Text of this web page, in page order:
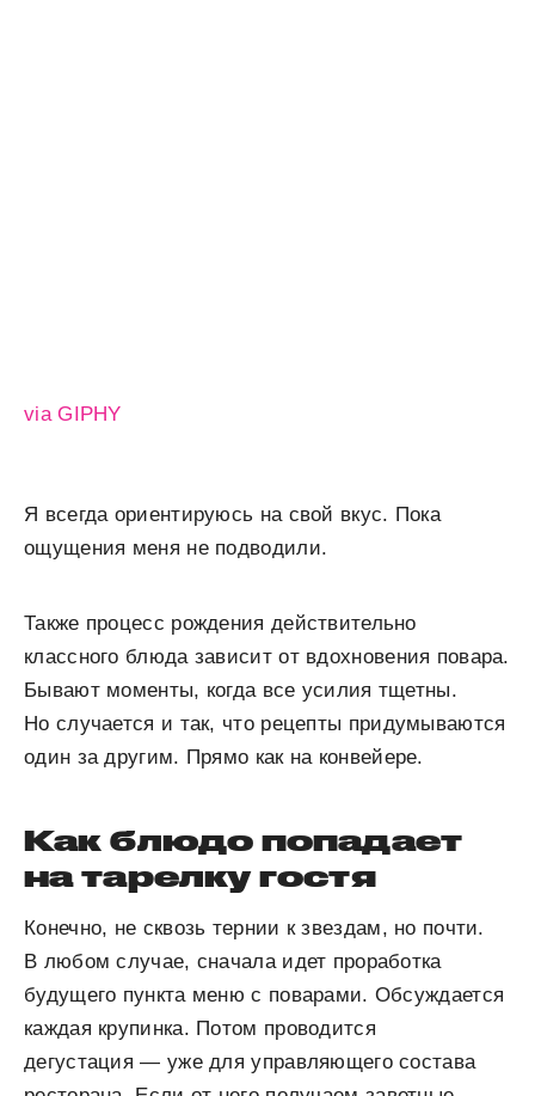
via GIPHY
Я всегда ориентируюсь на свой вкус. Пока
ощущения меня не подводили.
Также процесс рождения действительно
классного блюда зависит от вдохновения повара.
Бывают моменты, когда все усилия тщетны.
Но случается и так, что рецепты придумываются
один за другим. Прямо как на конвейере.
Как блюдо попадает
на тарелку гостя
Конечно, не сквозь тернии к звездам, но почти.
В любом случае, сначала идет проработка
будущего пункта меню с поварами. Обсуждается
каждая крупинка. Потом проводится
дегустация — уже для управляющего состава